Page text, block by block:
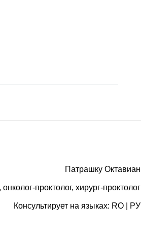
Патрашку Октавиан
онколог-проктолог, хирург-проктолог
Консультирует на языках: RO | РУ